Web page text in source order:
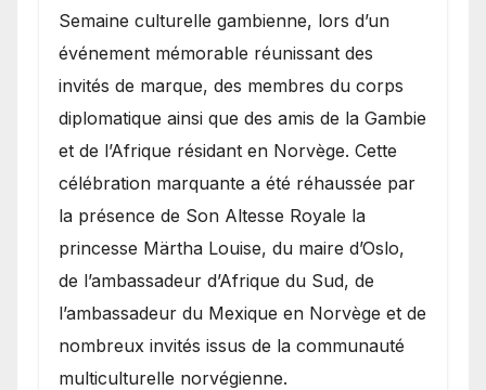
Semaine culturelle gambienne, lors d’un
événement mémorable réunissant des
invités de marque, des membres du corps
diplomatique ainsi que des amis de la Gambie
et de l’Afrique résidant en Norvège. Cette
célébration marquante a été réhaussée par
la présence de Son Altesse Royale la
princesse Märtha Louise, du maire d’Oslo,
de l’ambassadeur d’Afrique du Sud, de
l’ambassadeur du Mexique en Norvège et de
nombreux invités issus de la communauté
multiculturelle norvégienne.